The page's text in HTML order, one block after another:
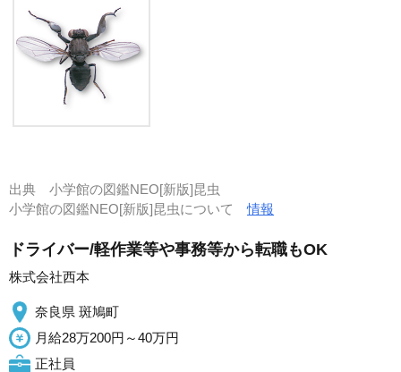
出典 小学館の図鑑NEO[新版]昆虫
小学館の図鑑NEO[新版]昆虫について情報
ドライバー/軽作業等や事務等から転職もOK
株式会社西本
奈良県 斑鳩町
月給28万200円～40万円
正社員